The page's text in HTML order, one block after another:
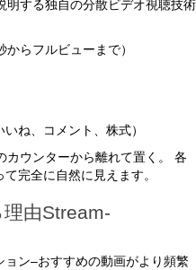
明する独自の分散ビデオ視聴技術
らフルビューまで）
ね、コメント、株式）
カウンターから離れて置く。 各
完全に自然に見えます。
由Stream-
ン–おすすめの動画がより頻繁